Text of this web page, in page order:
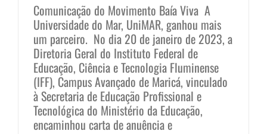
Comunicação do Movimento Baía Viva A
Universidade do Mar, UniMAR, ganhou mais
um parceiro. No dia 20 de janeiro de 2023, a
Diretoria Geral do Instituto Federal de
Educação, Ciência e Tecnologia Fluminense
(IFF), Campus Avançado de Maricá, vinculado
à Secretaria de Educação Profissional e
Tecnológica do Ministério da Educação,
encaminhou carta de anuência e